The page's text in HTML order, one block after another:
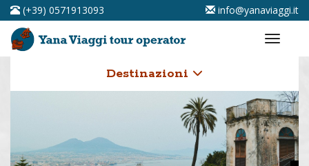
(+39) 0571913093 info@yanaviaggi.it
Destinazioni